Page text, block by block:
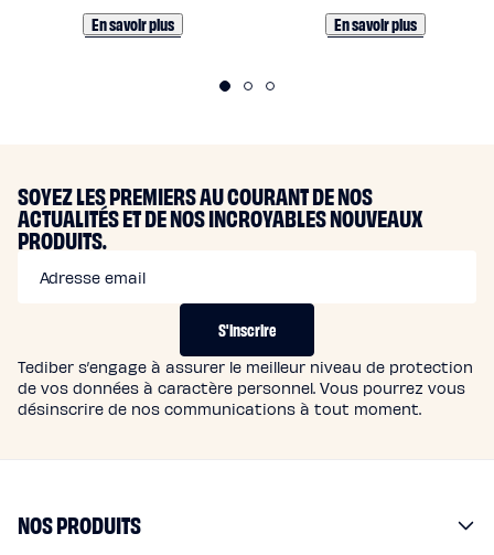
E
M
S
En savoir plus En savoir plus
SOYEZ LES PREMIERS AU COURANT DE NOS
ACTUALITÉS ET DE NOS INCROYABLES NOUVEAUX
PRODUITS.
Adresse email
S'inscrire
Tediber s’engage à assurer le meilleur niveau de protection
de vos données à caractère personnel. Vous pourrez vous
désinscrire de nos communications à tout moment.
NOS PRODUITS